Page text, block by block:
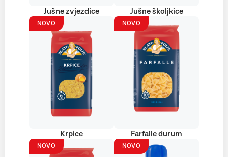
Jušne zvjezdice Jušne školjkice
NOVO
Krpice
NOVO
Farfalle durum
NOVO NOVO